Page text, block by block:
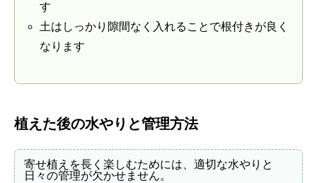
す
土はしっかり隙間なく入れることで根付きが良く
なります
植えた後の水やりと管理方法
寄せ植えを長く楽しむためには、適切な水やりと
日々の管理が欠かせません。